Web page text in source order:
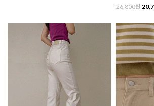
26,800원